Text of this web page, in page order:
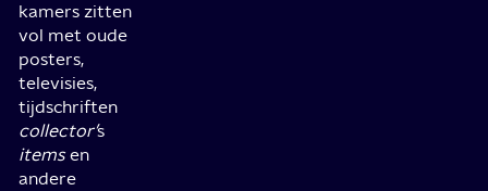
kamers zitten
vol met oude
posters,
televisies,
tijdschriften
collector’s
itemsen
andere